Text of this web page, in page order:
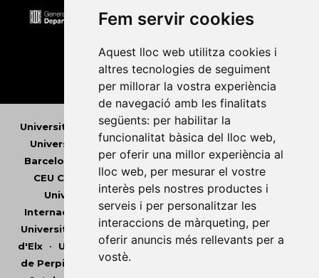
Fem servir cookies
Aquest lloc web utilitza cookies i
altres tecnologies de seguiment
per millorar la vostra experiència
de navegació amb les finalitats
següents: per habilitar la
funcionalitat bàsica del lloc web,
per oferir una millor experiència al
lloc web, per mesurar el vostre
interès pels nostres productes i
serveis i per personalitzar les
interaccions de màrqueting, per
oferir anuncis més rellevants per a
vostè.
Universitat Abat Oliba CEU•Universitat d'Alacant
Universitat d'Andorra•Universitat Autònoma de
Barcelona
Universitat de Barcelona• Universitat
CEU Cardenal Herrera•Universitat de Girona
Universitat de les Illes Balears• Universitat
Internacional de Catalunya •Universitat Jaume I
Universitat de Lleida•Universitat Miguel Hernández
d'Elx• Universitat Oberta de Catalunya•Universitat
de Perpinyà Via Domitia